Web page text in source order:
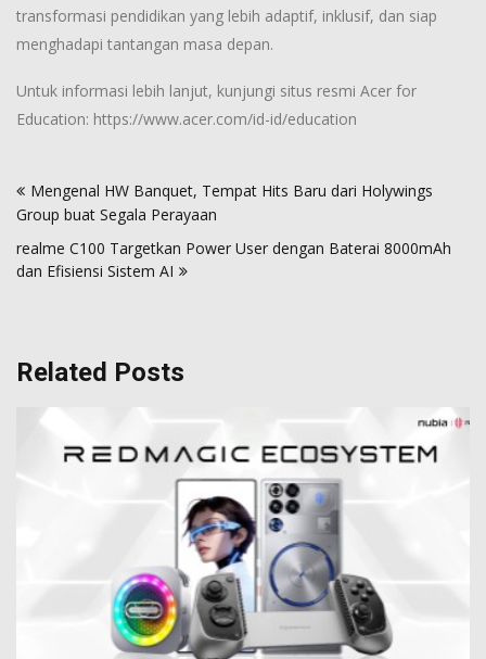
transformasi pendidikan yang lebih adaptif, inklusif, dan siap
menghadapi tantangan masa depan.
Untuk informasi lebih lanjut, kunjungi situs resmi Acer for
Education: https://www.acer.com/id-id/education⁠
navigation
Mengenal HW Banquet, Tempat Hits Baru dari Holywings
Group buat Segala Perayaan
realme C100 Targetkan Power User dengan Baterai 8000mAh
dan Efisiensi Sistem AI
Related Posts